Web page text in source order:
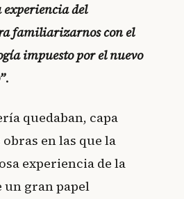
experiencia del
familiarizarnos con el
impuesto por el nuevo
.
quedaban, capa
en las que la
experiencia de la
un gran papel